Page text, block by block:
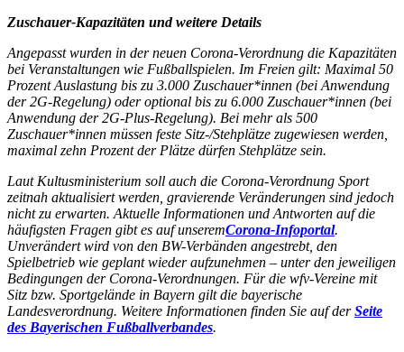
Zuschauer-Kapazitäten und weitere Details
Angepasst wurden in der neuen Corona-Verordnung die Kapazitäten
bei Veranstaltungen wie Fußballspielen. Im Freien gilt: Maximal 50
Prozent Auslastung bis zu 3.000 Zuschauer*innen (bei Anwendung
der 2G-Regelung) oder optional bis zu 6.000 Zuschauer*innen (bei
Anwendung der 2G-Plus-Regelung). Bei mehr als 500
Zuschauer*innen müssen feste Sitz-/Stehplätze zugewiesen werden,
maximal zehn Prozent der Plätze dürfen Stehplätze sein.
Laut Kultusministerium soll auch die Corona-Verordnung Sport
zeitnah aktualisiert werden, gravierende Veränderungen sind jedoch
nicht zu erwarten. Aktuelle Informationen und Antworten auf die
häufigsten Fragen gibt es auf unseremCorona-Infoportal.
Unverändert wird von den BW-Verbänden angestrebt, den
Spielbetrieb wie geplant wieder aufzunehmen – unter den jeweiligen
Bedingungen der Corona-Verordnungen. Für die wfv-Vereine mit
Sitz bzw. Sportgelände in Bayern gilt die bayerische
Landesverordnung. Weitere Informationen finden Sie auf derSeite
des Bayerischen Fußballverbandes.